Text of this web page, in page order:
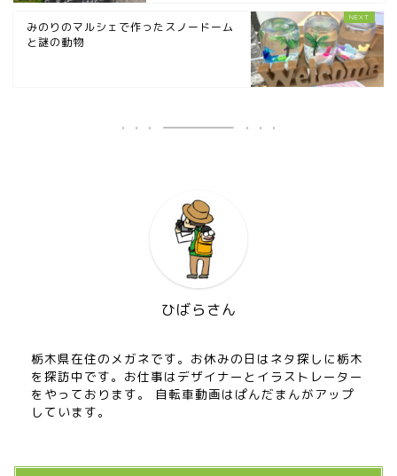
みのりのマルシェで作ったスノードーム
と謎の動物
ひばらさん
栃木県在住のメガネです。お休みの日はネタ探しに栃木
を探訪中です。お仕事はデザイナーとイラストレーター
をやっております。 自転車動画はぱんだまんがアップ
しています。